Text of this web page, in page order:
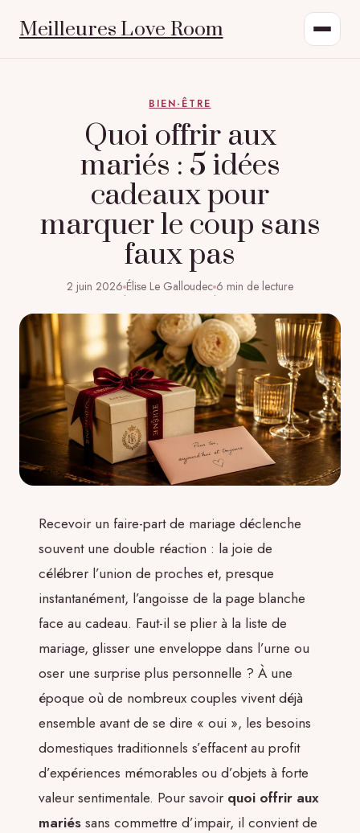
Meilleures Love Room
BIEN-ÊTRE
Quoi offrir aux
mariés : 5 idées
cadeaux pour
marquer le coup sans
faux pas
2 juin 2026·Élise Le Galloudec·6 min de lecture
Recevoir un faire-part de mariage déclenche
souvent une double réaction : la joie de
célébrer l’union de proches et, presque
instantanément, l’angoisse de la page blanche
face au cadeau. Faut-il se plier à la liste de
mariage, glisser une enveloppe dans l’urne ou
oser une surprise plus personnelle ? À une
époque où de nombreux couples vivent déjà
ensemble avant de se dire « oui », les besoins
domestiques traditionnels s’effacent au profit
d’expériences mémorables ou d’objets à forte
valeur sentimentale. Pour savoir quoi offrir aux
mariés sans commettre d’impair, il convient de